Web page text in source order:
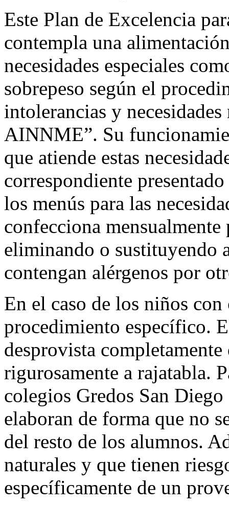
Este Plan de Excelencia
contempla una
necesidades especiales
sobrepeso según el
intolerancias y
AINNME”. Su
que atiende estas
correspondiente
los menús para las
confecciona
eliminando o sustituyendo
contengan alérgenos por
En el caso de los niños
procedimiento específico.
desprovista
rigurosamente a rajatabla.
colegios Gredos San
elaboran de forma que no
del resto de los alumnos.
naturales y que tienen
específicamente de un